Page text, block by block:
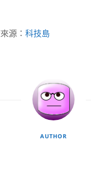
源： 科技島
AUTHOR